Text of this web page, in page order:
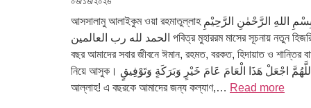
আসসালামু আলাইকুম ওয়া রহমাতুল্লাহ بِسْمِ اللهِ الرَّحْمٰنِ الرَّحِيْمِ
الحمد لله رب العالمين পবিত্র মুহাররম মাসের সূচনায় নতুন হিজরি
বছর আমাদের সবার জীবনে ঈমান, রহমত, বরকত, হিদায়াত ও শান্তির
নিয়ে আসুক। اللَّهُمَّ اجْعَلْ هَذَا الْعَامَ عَامَ خَيْرٍ وَبَرَكَةٍ وَتَوْفِيقٍহে
আল্লাহ! এ বছরকে আমাদের জন্য কল্যাণ,… Read more